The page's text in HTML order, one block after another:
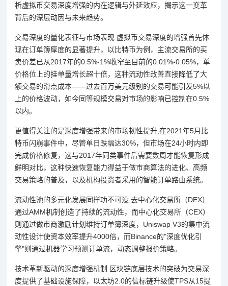
析虚拟币交易深度增强的内在逻辑与外延效应，揭示这一变革
背后的深层动因与未来趋势。
交易深度的量化表征与市场表现 虚拟币交易深度的增强首先体
现在订单簿厚度的显著提升，以比特币为例，主流交易所的买
卖价差已从2017年的0.5%-1%收窄至目前的0.01%-0.05%，单
价格位上的挂单量增长超十倍，这种流动性改善直接降低了大
额交易的滑点成本——过去百万美元级别的交易可能引发5%以
上的价格波动，如今同等规模交易对市场的影响已控制在0.5%
以内。
更值得关注的是深度增强带来的市场韧性提升,在2021年5月比
特币闪崩事件中，尽管单日跌幅达30%，但市场在24小时内即
完成价格修复，这与2017年同类事件后需要数周才能恢复形成
鲜明对比，这种快速恢复能力得益于做市商算法的进化、高频
交易策略的普及，以及机构投资者采用的智能订单路由系统。
流动性池的多元化发展同样功不可没,去中心化交易所（DEX）
通过AMM机制创造了持续的流动性，而中心化交易所（CEX）
则通过做市商激励计划维持订单簿深度，Uniswap V3的集中流
动性设计使资本效率提升4000倍，而Binance的"深度优化引
擎"则通过机器学习预测订单流，动态调整报价策略。
技术革新驱动的深度增强机制 区块链底层技术的突破为交易深
度提供了基础设施保障，以太坊2.0的信标链升级使TPS从15提